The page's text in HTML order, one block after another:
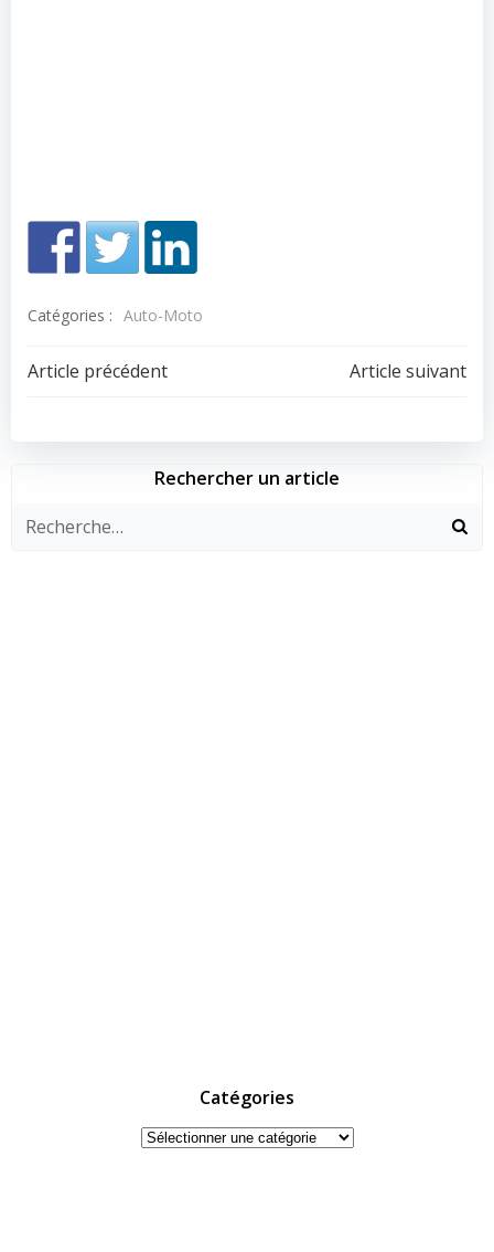
Catégories : Auto-Moto
Navigation
de
l’article
Article précédent
Navigation
de
l’article
Article suivant
Rechercher un article
Catégories
Catégories